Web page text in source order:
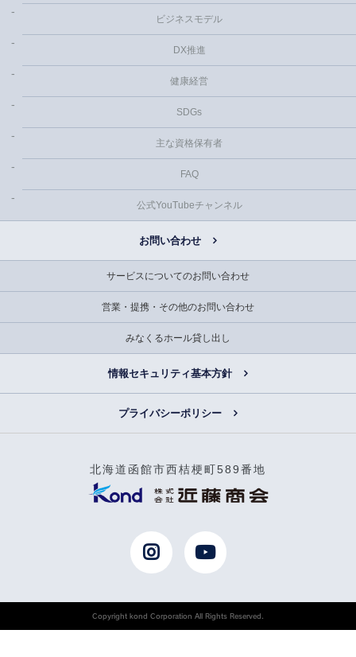
ビジネスモデル
DX推進
健康経営
SDGs
主な資格保有者
FAQ
公式YouTubeチャンネル
お問い合わせ
サービスについてのお問い合わせ
営業・提携・その他のお問い合わせ
みなくるホール貸し出し
情報セキュリティ基本方針
プライバシーポリシー
北海道函館市西桔梗町589番地
Copyright kond Corporation All Rights Reserved.